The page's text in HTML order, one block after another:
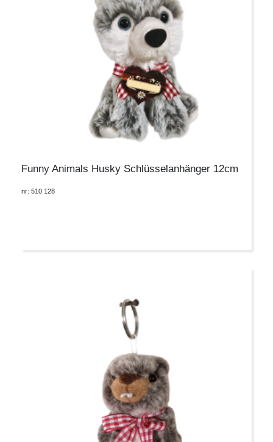
Funny Animals Husky Schlüsselanhänger 12cm
nr: 510 128